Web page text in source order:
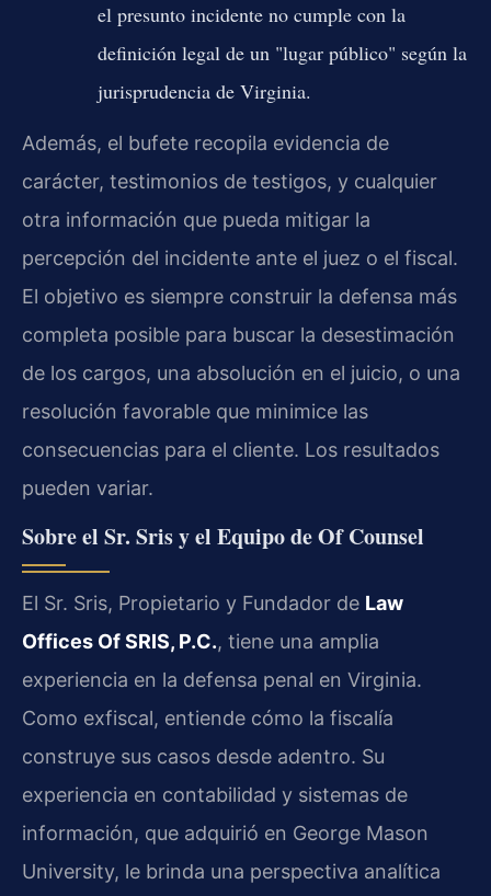
el presunto incidente no cumple con la
definición legal de un "lugar público" según la
jurisprudencia de Virginia.
Además, el bufete recopila evidencia de
carácter, testimonios de testigos, y cualquier
otra información que pueda mitigar la
percepción del incidente ante el juez o el fiscal.
El objetivo es siempre construir la defensa más
completa posible para buscar la desestimación
de los cargos, una absolución en el juicio, o una
resolución favorable que minimice las
consecuencias para el cliente. Los resultados
pueden variar.
Sobre el Sr. Sris y el Equipo de Of Counsel
El Sr. Sris, Propietario y Fundador de Law
Offices Of SRIS, P.C., tiene una amplia
experiencia en la defensa penal en Virginia.
Como exfiscal, entiende cómo la fiscalía
construye sus casos desde adentro. Su
experiencia en contabilidad y sistemas de
información, que adquirió en George Mason
University, le brinda una perspectiva analítica